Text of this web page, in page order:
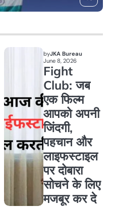
byJKA Bureau
June 8, 2026
Fight
Club: जब
एक फिल्म
आपको अपनी
जिंदगी,
पहचान और
लाइफस्टाइल
पर दोबारा
सोचने के लिए
मजबूर कर दे